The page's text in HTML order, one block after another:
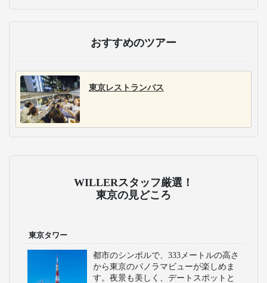
おすすめのツアー
東京レストランバス
WILLERスタッフ厳選！
東京の見どころ
東京タワー
都市のシンボルで、333メートルの高さ
から東京のパノラマビューが楽しめま
す。夜景も美しく、デートスポットと